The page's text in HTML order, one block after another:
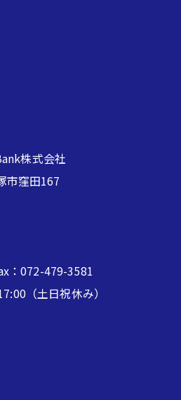
株式会社
塚市窪田167
：072-479-3581
（土日祝休み）